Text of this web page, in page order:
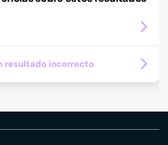
resultado incorrecto